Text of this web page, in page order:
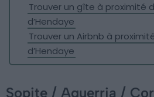
Trouver un gîte à proximité
d’Hendaye
Trouver un Airbnb à
d’Hendaye
Sopite / Aguerria /